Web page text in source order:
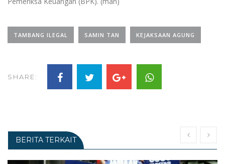
TAMBANG ILEGAL SAMIN TAN KEJAKSAAN AGUNG
SHARE:
BERITA TERKAIT